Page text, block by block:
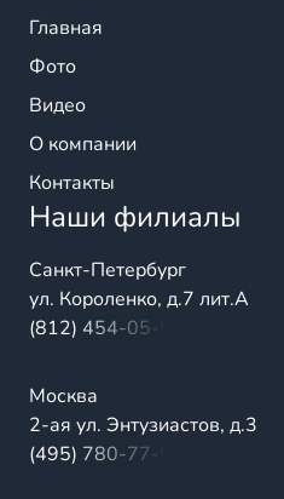
Главная
Фото
Видео
О компании
Контакты
Наши филиалы
Санкт-Петербург
ул. Короленко, д.7 лит.А
(812) 454-05-54
Москва
2-ая ул. Энтузиастов, д.3
(495) 780-77-98